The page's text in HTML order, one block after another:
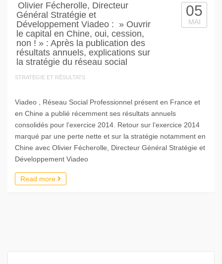
Olivier Fécherolle, Directeur
Général Stratégie et
Développement Viadeo : » Ouvrir
le capital en Chine, oui, cession,
non ! » : Après la publication des
résultats annuels, explications sur
la stratégie du réseau social
STRATEGIE ET RÉSULTATS
05
MAI
Viadeo , Réseau Social Professionnel présent en France et
en Chine a publié récemment ses résultats annuels
consolidés pour l’exercice 2014. Retour sur l’exercice 2014
marqué par une perte nette et sur la stratégie notamment en
Chine avec Olivier Fécherolle, Directeur Général Stratégie et
Développement Viadeo
Read more